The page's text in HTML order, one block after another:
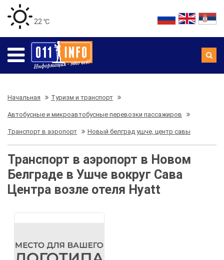
22 ℃
Начальная Туризм и транспорт
Автобусные и микроавтобусные перевозки пассажиров
Транспорт в аэропорт Новый белград ушче, центр савы
Транспорт в аэропорт в Новом
Белграде в Ушче вокруг Сава
Центра возле отеля Hyatt